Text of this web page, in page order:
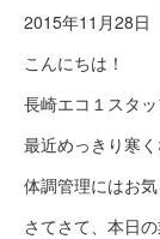
2015年11月28日
こんにちは！
長崎エコ１スタッ
最近めっきり寒く
体調管理にはお気
さてさて、本日